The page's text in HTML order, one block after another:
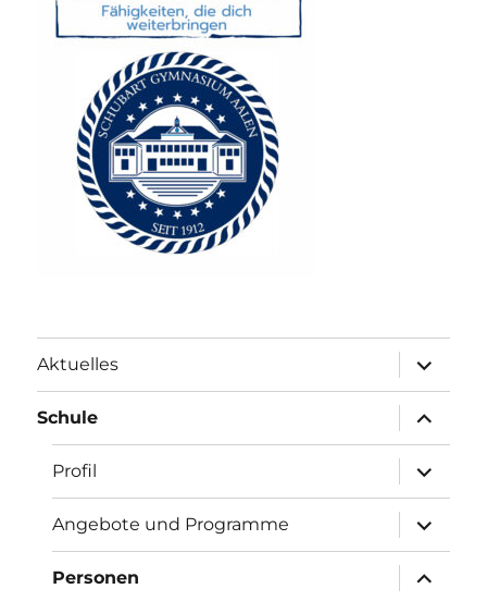
Aktuelles
anzeigen
Schule
anzeigen
Profil
anzeigen
Angebote und Programme
anzeigen
Personen
anzeigen